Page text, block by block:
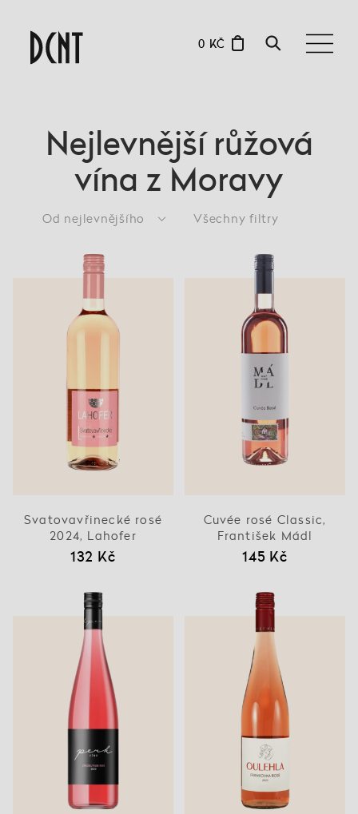
0 KČ
Nejlevnější růžová
vína z Moravy
Od nejlevnějšího Všechny filtry
Svatovavřinecké rosé
2024, Lahofer
132 Kč
Cuvée rosé Classic,
František Mádl
145 Kč